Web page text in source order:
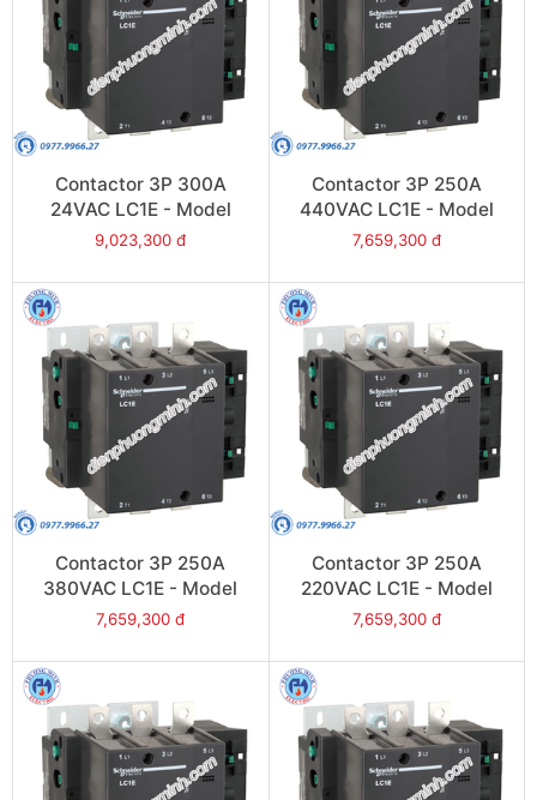
Contactor 3P 300A
24VAC LC1E - Model
LC1E300B6
9,023,300 đ
Contactor 3P 250A
440VAC LC1E - Model
LC1E250R6
7,659,300 đ
Contactor 3P 250A
380VAC LC1E - Model
LC1E250Q6
7,659,300 đ
Contactor 3P 250A
220VAC LC1E - Model
LC1E250M6
7,659,300 đ